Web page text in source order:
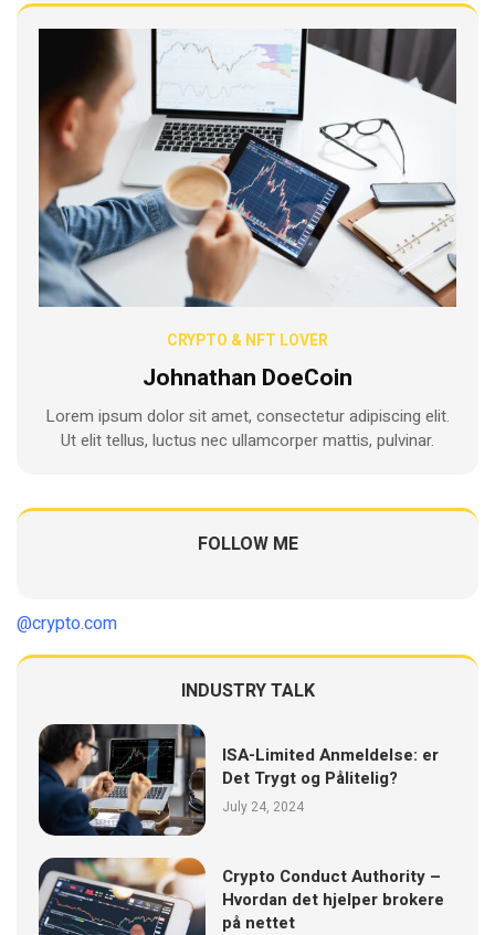
CRYPTO & NFT LOVER
Johnathan DoeCoin
Lorem ipsum dolor sit amet, consectetur adipiscing elit.
Ut elit tellus, luctus nec ullamcorper mattis, pulvinar.
FOLLOW ME
@crypto.com
INDUSTRY TALK
ISA-Limited Anmeldelse: er
Det Trygt og Pålitelig?
July 24, 2024
Crypto Conduct Authority –
Hvordan det hjelper brokere
på nettet